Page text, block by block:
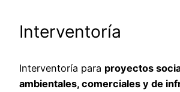
Interventoría
Interventoría para proyectos
ambientales, comerciales y de